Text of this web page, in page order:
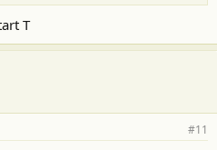
Т
#11